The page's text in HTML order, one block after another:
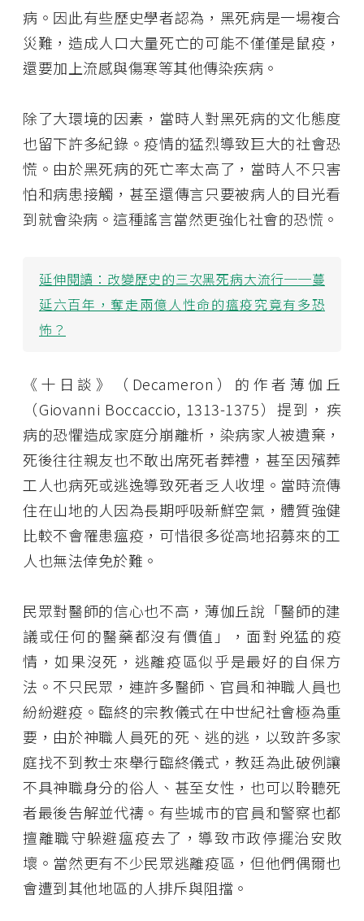
病。因此有些歷史學者認為，黑死病是一場複合
災難，造成人口大量死亡的可能不僅僅是鼠疫，
還要加上流感與傷寒等其他傳染疾病。
除了大環境的因素，當時人對黑死病的文化態度
也留下許多紀錄。疫情的猛烈導致巨大的社會恐
慌。由於黑死病的死亡率太高了，當時人不只害
怕和病患接觸，甚至還傳言只要被病人的目光看
到就會染病。這種謠言當然更強化社會的恐慌。
延伸閱讀： 改變歷史的三次黑死病大流行──蔓
延六百年，奪走兩億人性命的瘟疫究竟有多恐
怖？
《十日談》（Decameron）的作者薄伽丘
（Giovanni Boccaccio, 1313-1375）提到，疾
病的恐懼造成家庭分崩離析，染病家人被遺棄，
死後往往親友也不敢出席死者葬禮，甚至因殯葬
工人也病死或逃逸導致死者乏人收埋。當時流傳
住在山地的人因為長期呼吸新鮮空氣，體質強健
比較不會罹患瘟疫，可惜很多從高地招募來的工
人也無法倖免於難。
民眾對醫師的信心也不高，薄伽丘說「醫師的建
議或任何的醫藥都沒有價值」，面對兇猛的疫
情，如果沒死，逃離疫區似乎是最好的自保方
法。不只民眾，連許多醫師、官員和神職人員也
紛紛避疫。臨終的宗教儀式在中世紀社會極為重
要，由於神職人員死的死、逃的逃，以致許多家
庭找不到教士來舉行臨終儀式，教廷為此破例讓
不具神職身分的俗人、甚至女性，也可以聆聽死
者最後告解並代禱。有些城市的官員和警察也都
擅離職守躲避瘟疫去了，導致市政停擺治安敗
壞。當然更有不少民眾逃離疫區，但他們偶爾也
會遭到其他地區的人排斥與阻擋。